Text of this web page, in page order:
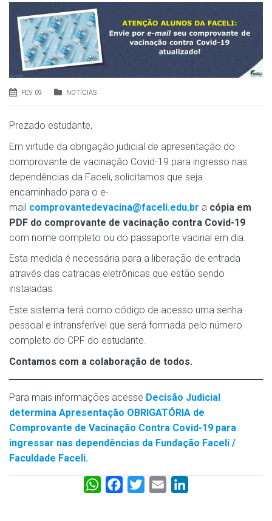
FEV 09 NOTÍCIAS
Prezado estudante,
Em virtude da obrigação judicial de apresentação do
comprovante de vacinação Covid-19 para ingresso nas
dependências da Faceli, solicitamos que seja
encaminhado para o e-
mail comprovantedevacina@faceli.edu.br a cópia em
PDF do comprovante de vacinação contra Covid-19
com nome completo ou do passaporte vacinal em dia.
Esta medida é necessária para a liberação de entrada
através das catracas eletrônicas que estão sendo
instaladas.
Este sistema terá como código de acesso uma senha
pessoal e intransferível que será formada pelo número
completo do CPF do estudante.
Contamos com a colaboração de todos.
Para mais informações acesse Decisão Judicial
determina Apresentação OBRIGATÓRIA de
Comprovante de Vacinação Contra Covid-19 para
ingressar nas dependências da Fundação Faceli /
Faculdade Faceli.
W